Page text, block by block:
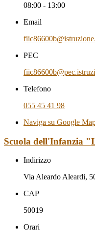
08:00 - 13:00
Email
PEC
Telefono
055 45 41 98
Naviga su Google
Scuola dell'Infanzia
Indirizzo
Via Aleardo Aleardi,
CAP
50019
Orari